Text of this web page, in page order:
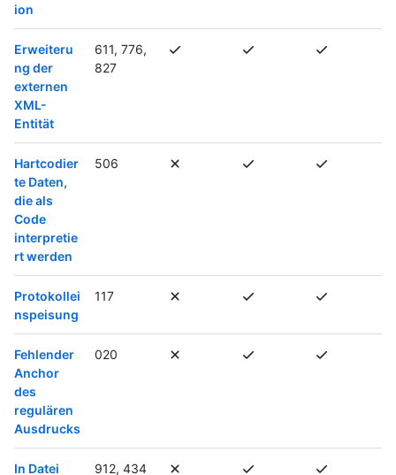
ion
Erweiteru
ng der
externen
XML-
Entität
611, 776,
827
Hartcodier
te Daten,
die als
Code
interpretie
rt werden
506
Protokollei
nspeisung
117
Fehlender
Anchor
des
regulären
Ausdrucks
020
In Datei
912, 434